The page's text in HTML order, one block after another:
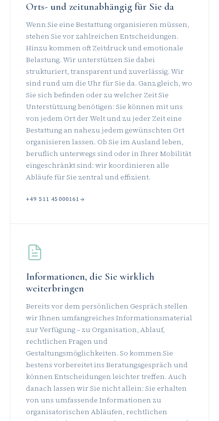
Orts- und zeitunabhängig für Sie da
Wenn Sie eine Bestattung organisieren müssen,
stehen Sie vor zahlreichen Entscheidungen.
Hinzu kommen oft Zeitdruck und emotionale
Belastung. Wir unterstützen Sie dabei
strukturiert, transparent und zuverlässig. Wir
sind rund um die Uhr für Sie da. Ganz gleich, wo
Sie sich befinden oder zu welcher Zeit Sie
Unterstützung benötigen: Sie können mit uns
von jedem Ort der Welt und zu jeder Zeit eine
Bestattung an nahezu jedem gewünschten Ort
organisieren lassen. Ob Sie im Ausland leben,
beruflich unterwegs sind oder in Ihrer Mobilität
eingeschränkt sind: wir koordinieren alle
Abläufe für Sie zentral und effizient.
+49 511 45000161
Informationen, die Sie wirklich
weiterbringen
Bereits vor dem persönlichen Gespräch stellen
wir Ihnen umfangreiches Informationsmaterial
zur Verfügung – zu Organisation, Ablauf,
rechtlichen Fragen und
Gestaltungsmöglichkeiten. So kommen Sie
bestens vorbereitet ins Beratungsgespräch und
können Entscheidungen leichter treffen. Auch
danach lassen wir Sie nicht allein: Sie erhalten
von uns umfassende Informationen zu
organisatorischen Abläufen, rechtlichen